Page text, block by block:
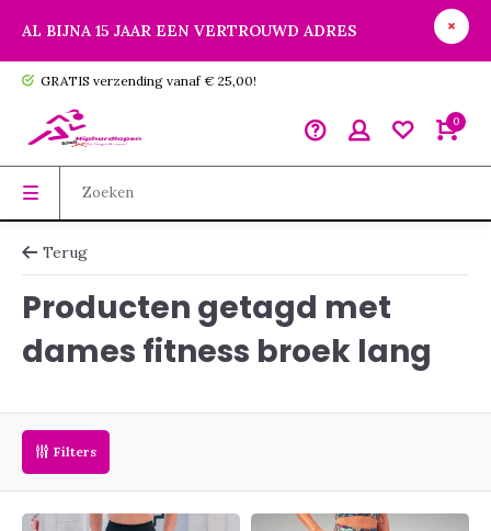
AL BIJNA 15 JAAR EEN VERTROUWD ADRES
GRATIS verzending vanaf € 25,00!
0
Terug
Producten getagd met
dames fitness broek lang
Filters